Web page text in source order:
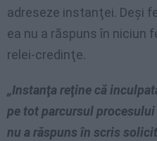
adreseze instanţei. Deşi
ea nu a răspuns în niciun
relei-credinţe.
„Instanţa reţine că
pe tot parcursul
nu a răspuns în scris